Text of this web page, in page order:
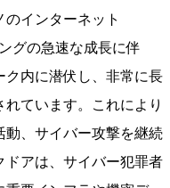
インターネット
グの急速な成長に伴
ク内に潜伏し、非常に長
ています。これにより
動、サイバー攻撃を継続
ドアは、サイバー犯罪者